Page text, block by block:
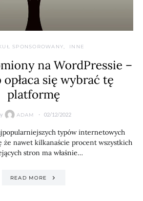
SPONSOROWANY INNE
na WordPressie –
opłaca się wybrać tę
platformę
ADAM 02/12/2022
typów internetowych
że nawet kilkanaście procent wszystkich
stron ma właśnie…
READ MORE